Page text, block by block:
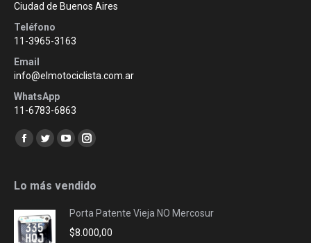
Ciudad de Buenos Aires
Teléfono
11-3965-3163
Email
info@elmotociclista.com.ar
WhatsApp
11-6783-6863
Encuéntranos en:
Facebook
opens
new
window
Twitter
opens
new
window
YouTube
opens
new
window
Instagram
opens
new
window
Lo más vendido
Porta Patente Vieja NO Mercosur
$8.000,00